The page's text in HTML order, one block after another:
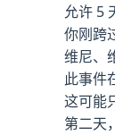
允许 5
你刚跨
维尼、
此事件
这可能
第二天